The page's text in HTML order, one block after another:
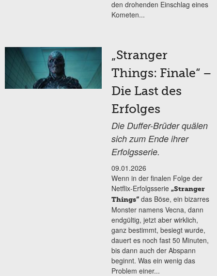
den drohenden Einschlag eines
Kometen...
„Stranger
Things: Finale“ –
Die Last des
Erfolges
Die Duffer-Brüder quälen
sich zum Ende ihrer
Erfolgsserie.
09.01.2026
Wenn in der finalen Folge der
Netflix-Erfolgsserie „Stranger
Things“ das Böse, ein bizarres
Monster namens Vecna, dann
endgültig, jetzt aber wirklich,
ganz bestimmt, besiegt wurde,
dauert es noch fast 50 Minuten,
bis dann auch der Abspann
beginnt. Was ein wenig das
Problem einer...